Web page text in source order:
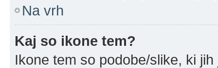
Na vrh
Kaj so ikone tem?
Ikone tem so podobe/slike, ki